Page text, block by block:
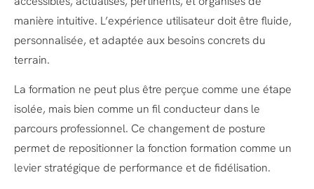
manière intuitive. L’expérience utilisateur doit être fluide,
personnalisée, et adaptée aux besoins concrets du
terrain.
La formation ne peut plus être perçue comme une étape
isolée, mais bien comme un fil conducteur dans le
parcours professionnel. Ce changement de posture
permet de repositionner la fonction formation comme un
levier stratégique de performance et de fidélisation.